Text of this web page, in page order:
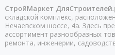
СтройМаркет
складской комплекс,
Нечаевском шоссе, 4а. Здесь
ассортимент разнообразных
ремонта, инженерии,